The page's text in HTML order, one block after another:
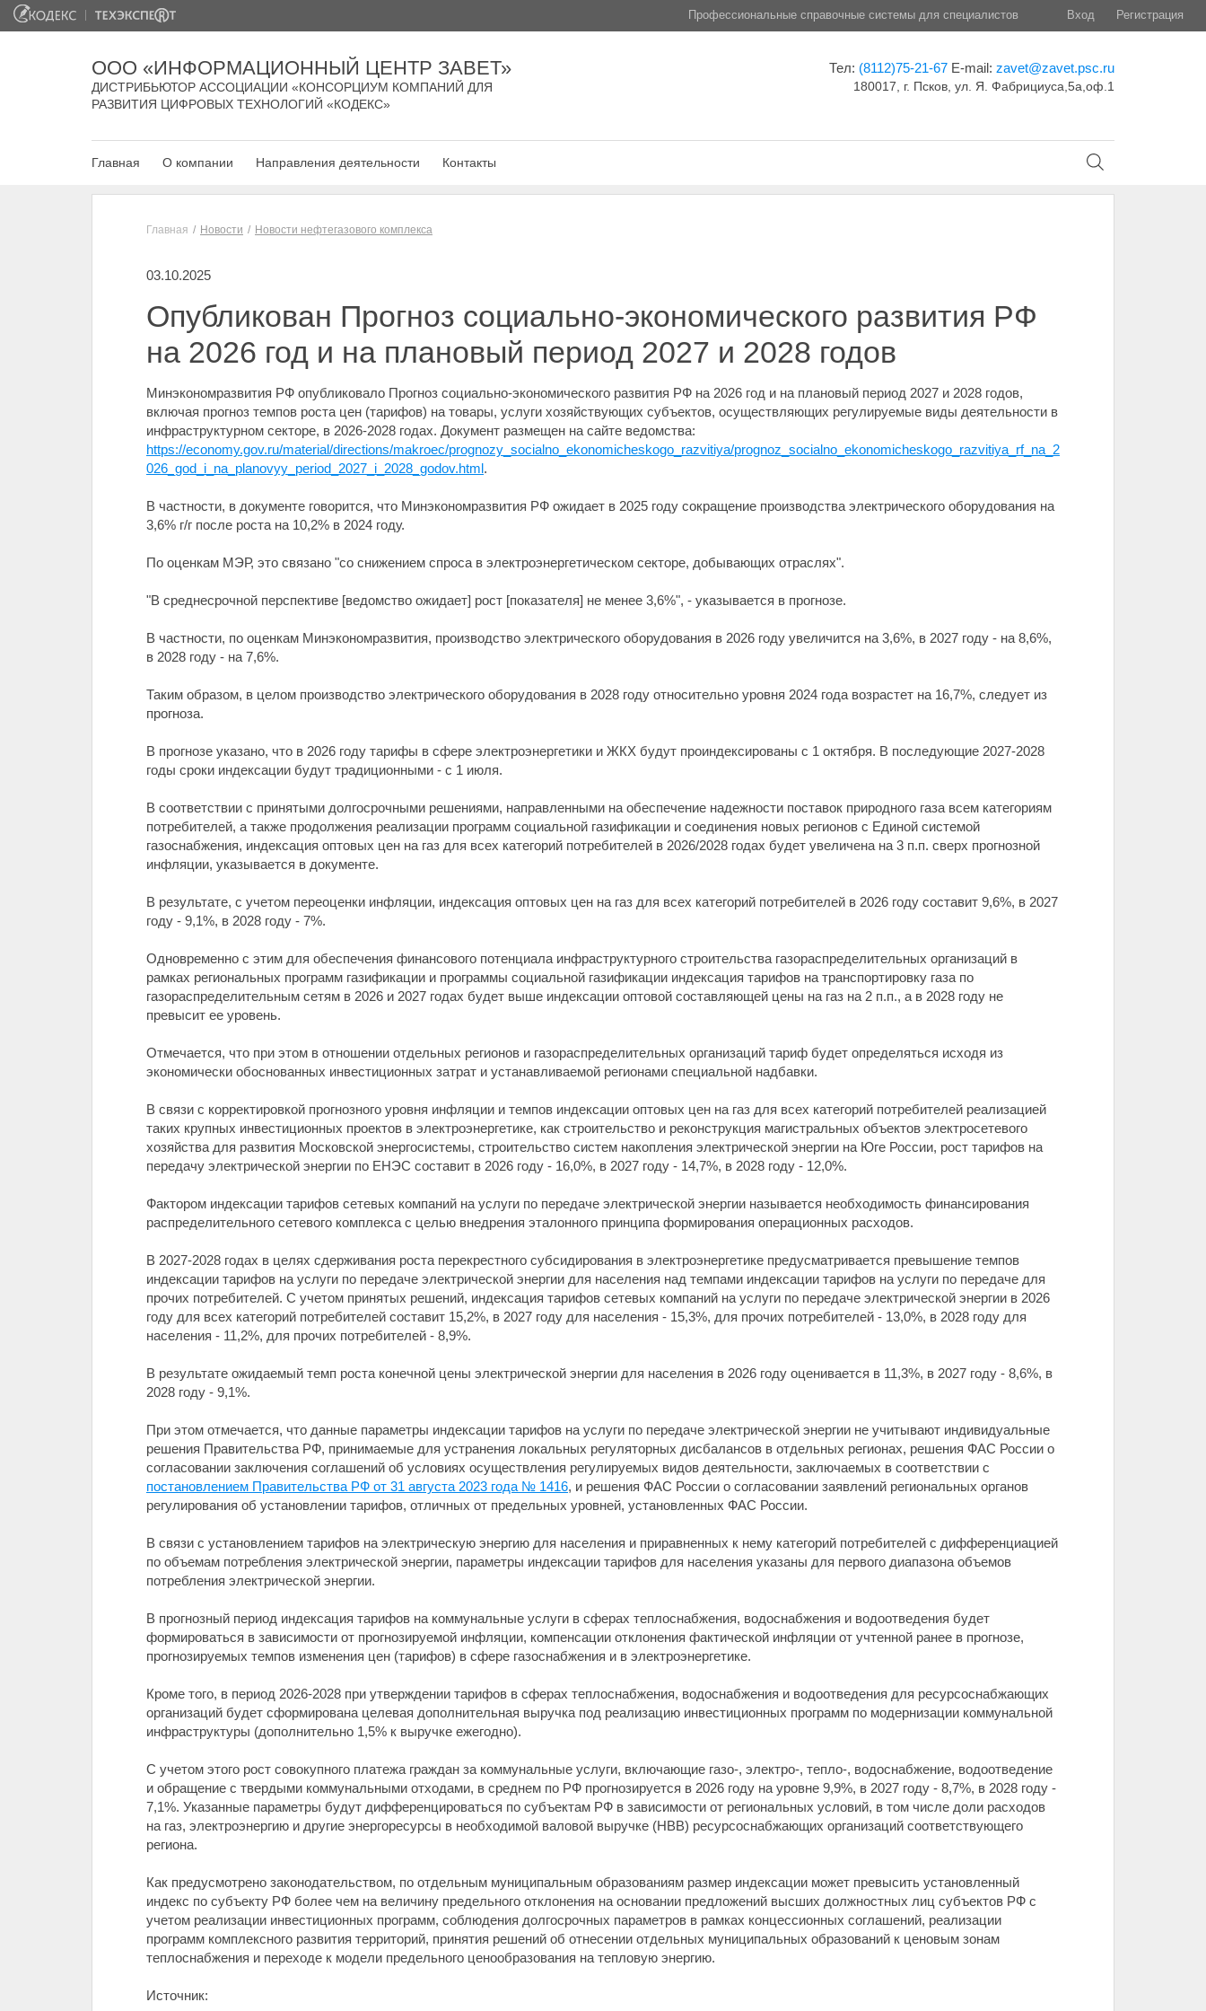
Профессиональные справочные системы для специалистов Вход Регистрация
ООО «ИНФОРМАЦИОННЫЙ ЦЕНТР ЗАВЕТ»
ДИСТРИБЬЮТОР АССОЦИАЦИИ «КОНСОРЦИУМ КОМПАНИЙ ДЛЯ
РАЗВИТИЯ ЦИФРОВЫХ ТЕХНОЛОГИЙ «КОДЕКС»
Тел: (8112)75-21-67 E-mail: zavet@zavet.psc.ru
180017, г. Псков, ул. Я. Фабрициуса,5а,оф.1
Главная О компании Направления деятельности Контакты
Главная Новости Новости нефтегазового комплекса
03.10.2025
Опубликован Прогноз социально-экономического развития РФ
на 2026 год и на плановый период 2027 и 2028 годов
Минэкономразвития РФ опубликовало Прогноз социально-экономического развития РФ на 2026 год и на плановый период 2027 и 2028 годов,
включая прогноз темпов роста цен (тарифов) на товары, услуги хозяйствующих субъектов, осуществляющих регулируемые виды деятельности в
инфраструктурном секторе, в 2026-2028 годах. Документ размещен на сайте ведомства:
https://economy.gov.ru/material/directions/makroec/prognozy_socialno_ekonomicheskogo_razvitiya/prognoz_socialno_ekonomicheskogo_razvitiya_rf_na_2
026_god_i_na_planovyy_period_2027_i_2028_godov.html.
В частности, в документе говорится, что Минэкономразвития РФ ожидает в 2025 году сокращение производства электрического оборудования на
3,6% г/г после роста на 10,2% в 2024 году.
По оценкам МЭР, это связано "со снижением спроса в электроэнергетическом секторе, добывающих отраслях".
"В среднесрочной перспективе [ведомство ожидает] рост [показателя] не менее 3,6%", - указывается в прогнозе.
В частности, по оценкам Минэкономразвития, производство электрического оборудования в 2026 году увеличится на 3,6%, в 2027 году - на 8,6%,
в 2028 году - на 7,6%.
Таким образом, в целом производство электрического оборудования в 2028 году относительно уровня 2024 года возрастет на 16,7%, следует из
прогноза.
В прогнозе указано, что в 2026 году тарифы в сфере электроэнергетики и ЖКХ будут проиндексированы с 1 октября. В последующие 2027-2028
годы сроки индексации будут традиционными - с 1 июля.
В соответствии с принятыми долгосрочными решениями, направленными на обеспечение надежности поставок природного газа всем категориям
потребителей, а также продолжения реализации программ социальной газификации и соединения новых регионов с Единой системой
газоснабжения, индексация оптовых цен на газ для всех категорий потребителей в 2026/2028 годах будет увеличена на 3 п.п. сверх прогнозной
инфляции, указывается в документе.
В результате, с учетом переоценки инфляции, индексация оптовых цен на газ для всех категорий потребителей в 2026 году составит 9,6%, в 2027
году - 9,1%, в 2028 году - 7%.
Одновременно с этим для обеспечения финансового потенциала инфраструктурного строительства газораспределительных организаций в
рамках региональных программ газификации и программы социальной газификации индексация тарифов на транспортировку газа по
газораспределительным сетям в 2026 и 2027 годах будет выше индексации оптовой составляющей цены на газ на 2 п.п., а в 2028 году не
превысит ее уровень.
Отмечается, что при этом в отношении отдельных регионов и газораспределительных организаций тариф будет определяться исходя из
экономически обоснованных инвестиционных затрат и устанавливаемой регионами специальной надбавки.
В связи с корректировкой прогнозного уровня инфляции и темпов индексации оптовых цен на газ для всех категорий потребителей реализацией
таких крупных инвестиционных проектов в электроэнергетике, как строительство и реконструкция магистральных объектов электросетевого
хозяйства для развития Московской энергосистемы, строительство систем накопления электрической энергии на Юге России, рост тарифов на
передачу электрической энергии по ЕНЭС составит в 2026 году - 16,0%, в 2027 году - 14,7%, в 2028 году - 12,0%.
Фактором индексации тарифов сетевых компаний на услуги по передаче электрической энергии называется необходимость финансирования
распределительного сетевого комплекса с целью внедрения эталонного принципа формирования операционных расходов.
В 2027-2028 годах в целях сдерживания роста перекрестного субсидирования в электроэнергетике предусматривается превышение темпов
индексации тарифов на услуги по передаче электрической энергии для населения над темпами индексации тарифов на услуги по передаче для
прочих потребителей. С учетом принятых решений, индексация тарифов сетевых компаний на услуги по передаче электрической энергии в 2026
году для всех категорий потребителей составит 15,2%, в 2027 году для населения - 15,3%, для прочих потребителей - 13,0%, в 2028 году для
населения - 11,2%, для прочих потребителей - 8,9%.
В результате ожидаемый темп роста конечной цены электрической энергии для населения в 2026 году оценивается в 11,3%, в 2027 году - 8,6%, в
2028 году - 9,1%.
При этом отмечается, что данные параметры индексации тарифов на услуги по передаче электрической энергии не учитывают индивидуальные
решения Правительства РФ, принимаемые для устранения локальных регуляторных дисбалансов в отдельных регионах, решения ФАС России о
согласовании заключения соглашений об условиях осуществления регулируемых видов деятельности, заключаемых в соответствии с
постановлением Правительства РФ от 31 августа 2023 года № 1416, и решения ФАС России о согласовании заявлений региональных органов
регулирования об установлении тарифов, отличных от предельных уровней, установленных ФАС России.
В связи с установлением тарифов на электрическую энергию для населения и приравненных к нему категорий потребителей с дифференциацией
по объемам потребления электрической энергии, параметры индексации тарифов для населения указаны для первого диапазона объемов
потребления электрической энергии.
В прогнозный период индексация тарифов на коммунальные услуги в сферах теплоснабжения, водоснабжения и водоотведения будет
формироваться в зависимости от прогнозируемой инфляции, компенсации отклонения фактической инфляции от учтенной ранее в прогнозе,
прогнозируемых темпов изменения цен (тарифов) в сфере газоснабжения и в электроэнергетике.
Кроме того, в период 2026-2028 при утверждении тарифов в сферах теплоснабжения, водоснабжения и водоотведения для ресурсоснабжающих
организаций будет сформирована целевая дополнительная выручка под реализацию инвестиционных программ по модернизации коммунальной
инфраструктуры (дополнительно 1,5% к выручке ежегодно).
С учетом этого рост совокупного платежа граждан за коммунальные услуги, включающие газо-, электро-, тепло-, водоснабжение, водоотведение
и обращение с твердыми коммунальными отходами, в среднем по РФ прогнозируется в 2026 году на уровне 9,9%, в 2027 году - 8,7%, в 2028 году -
7,1%. Указанные параметры будут дифференцироваться по субъектам РФ в зависимости от региональных условий, в том числе доли расходов
на газ, электроэнергию и другие энергоресурсы в необходимой валовой выручке (НВВ) ресурсоснабжающих организаций соответствующего
региона.
Как предусмотрено законодательством, по отдельным муниципальным образованиям размер индексации может превысить установленный
индекс по субъекту РФ более чем на величину предельного отклонения на основании предложений высших должностных лиц субъектов РФ с
учетом реализации инвестиционных программ, соблюдения долгосрочных параметров в рамках концессионных соглашений, реализации
программ комплексного развития территорий, принятия решений об отнесении отдельных муниципальных образований к ценовым зонам
теплоснабжения и переходе к модели предельного ценообразования на тепловую энергию.
Источник: